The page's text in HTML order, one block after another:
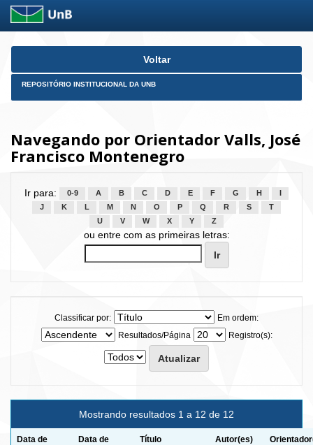
Skip
Voltar
REPOSITÓRIO INSTITUCIONAL DA UNB
Navegando por Orientador Valls, José
Francisco Montenegro
Ir para: 0-9 A B C D E F G H
J
K L M N O P Q R S
T
U
V W X Y Z
ou entre com as primeiras letras:
Classificar por:
Em ordem:
Resultados/Página
Registro(s):
Mostrando resultados 1 a 12 de 12
Data de
Data de
Título Autor(es)